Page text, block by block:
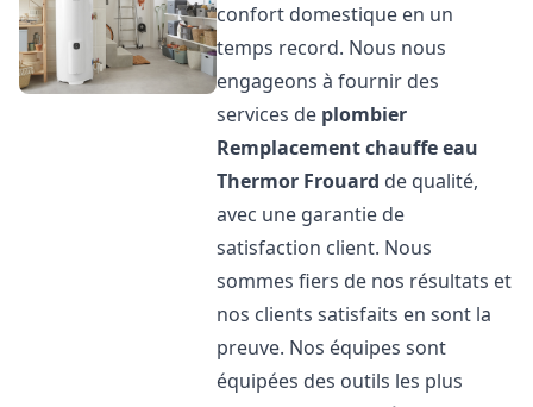
confort domestique en un
temps record. Nous nous
engageons à fournir des
services de plombier
Remplacement chauffe eau
Thermor Frouard de qualité,
avec une garantie de
satisfaction client. Nous
sommes fiers de nos résultats et
nos clients satisfaits en sont la
preuve. Nos équipes sont
équipées des outils les plus